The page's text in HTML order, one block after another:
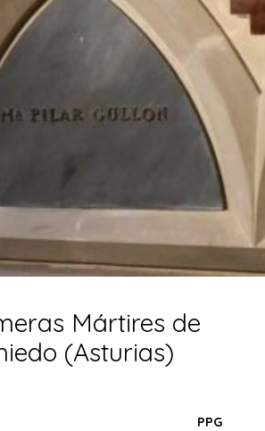
Mártires de
(Asturias)
PPG